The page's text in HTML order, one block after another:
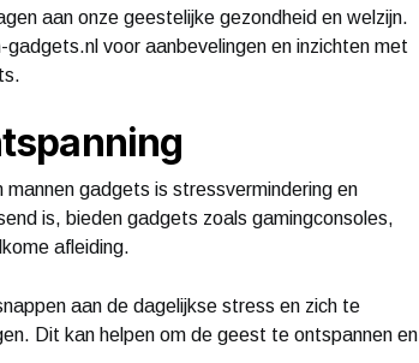
aan onze geestelijke gezondheid en welzijn.
voor aanbevelingen en inzichten met
gadgets is stressvermindering en
is, bieden gadgets zoals gamingconsoles,
afleiding.
aan de dagelijkse stress en zich te
Dit kan helpen om de geest te ontspannen en